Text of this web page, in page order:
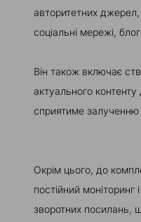
авторитетних джерел,
соціальні мережі,
Він також включає
актуального контенту
сприятиме залученню
Окрім цього, до
постійний моніторинг
зворотних посилань,